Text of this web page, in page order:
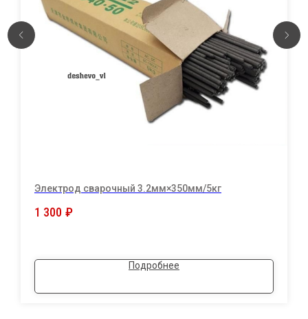
Электрод сварочный 3.2мм×350мм/5кг
1 300 ₽
Подробнее